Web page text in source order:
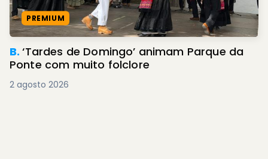
PREMIUM
B.‘Tardes de Domingo’ animam Parque da
Ponte com muito folclore
2 agosto 2026